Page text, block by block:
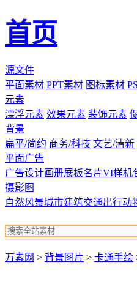
首页
源文件
平面素材 PPT素材 图标素材
元素
漂浮元素 效果元素 装饰元素
背景
扁平/简约 商务/科技 文艺/清新
平面广告
广告设计画册展板名片VI样机
摄影图
自然风景城市建筑交通出行动
万素网 > 背景图片 > 卡通手绘